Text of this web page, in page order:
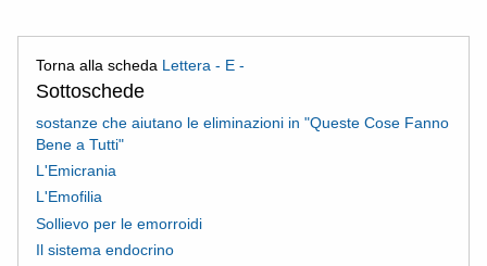
Torna alla scheda Lettera - E -
Sottoschede
sostanze che aiutano le eliminazioni in "Queste Cose Fanno
Bene a Tutti"
L'Emicrania
L'Emofilia
Sollievo per le emorroidi
Il sistema endocrino